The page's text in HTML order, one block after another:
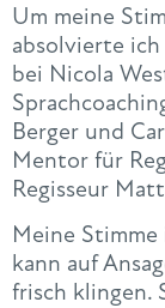
Um meine
absolvierte ich
bei Nicola
Berger und
Mentor für
Regisseur
Meine
kann auf
frisch klingen.